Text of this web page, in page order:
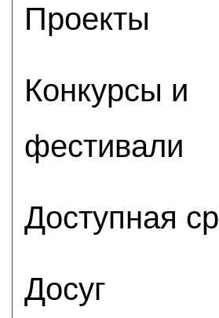
Проекты
Конкурсы и
фестивали
Доступная
Досуг